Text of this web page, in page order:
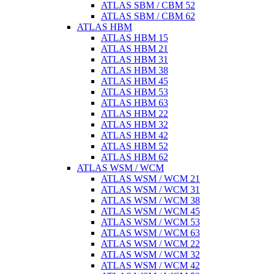
ATLAS SBM / CBM 52
ATLAS SBM / CBM 62
ATLAS HBM
ATLAS HBM 15
ATLAS HBM 21
ATLAS HBM 31
ATLAS HBM 38
ATLAS HBM 45
ATLAS HBM 53
ATLAS HBM 63
ATLAS HBM 22
ATLAS HBM 32
ATLAS HBM 42
ATLAS HBM 52
ATLAS HBM 62
ATLAS WSM / WCM
ATLAS WSM / WCM 21
ATLAS WSM / WCM 31
ATLAS WSM / WCM 38
ATLAS WSM / WCM 45
ATLAS WSM / WCM 53
ATLAS WSM / WCM 63
ATLAS WSM / WCM 22
ATLAS WSM / WCM 32
ATLAS WSM / WCM 42